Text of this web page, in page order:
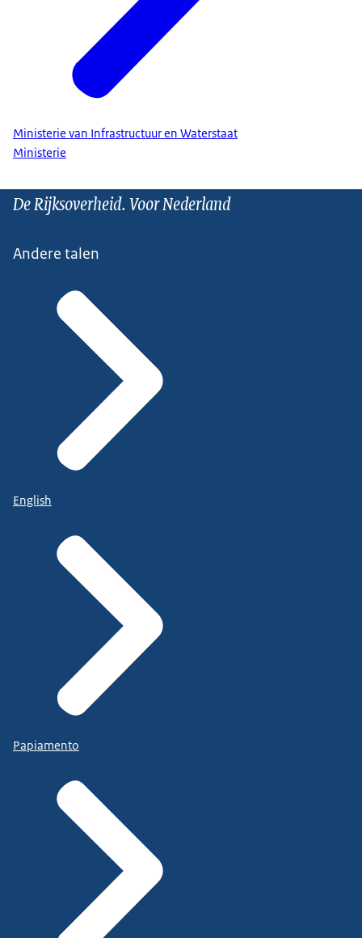
Ministerie van Infrastructuur en Waterstaat
Ministerie
De Rijksoverheid. Voor Nederland
Andere talen
English
Papiamento